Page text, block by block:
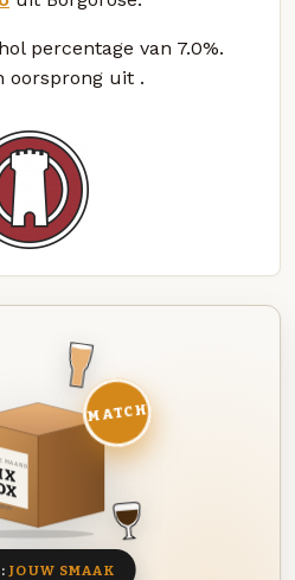
percentage van 7.0%.
oorsprong uit .
MAAND
MATCH
JOUW SMAAK